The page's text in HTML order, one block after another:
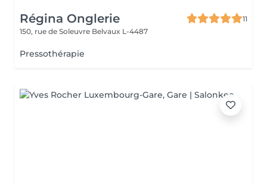
Régina Onglerie
11
150, rue de Soleuvre Belvaux L-4487
Pressothérapie